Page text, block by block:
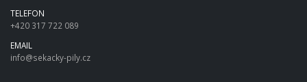
TELEFON
+420 317 722 089
EMAIL
info@sekacky-pily.cz